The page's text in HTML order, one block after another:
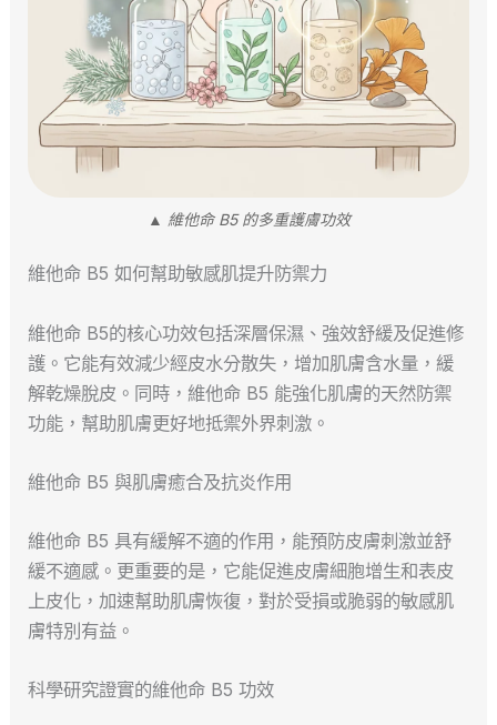
▲ 維他命 B5 的多重護膚功效
維他命 B5 如何幫助敏感肌提升防禦力
維他命 B5的核心功效包括深層保濕、強效舒緩及促進修
護。它能有效減少經皮水分散失，增加肌膚含水量，緩
解乾燥脫皮。同時，維他命 B5 能強化肌膚的天然防禦
功能，幫助肌膚更好地抵禦外界刺激。
維他命 B5 與肌膚癒合及抗炎作用
維他命 B5 具有緩解不適的作用，能預防皮膚刺激並舒
緩不適感。更重要的是，它能促進皮膚細胞增生和表皮
上皮化，加速幫助肌膚恢復，對於受損或脆弱的敏感肌
膚特別有益。
科學研究證實的維他命 B5 功效